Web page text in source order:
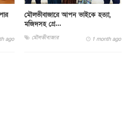
ago
মৌলভীবাজারে আপন ভাইকে হত্যা,
মজিদসহ গ্রে...
মৌলভীবাজার 1 month ago